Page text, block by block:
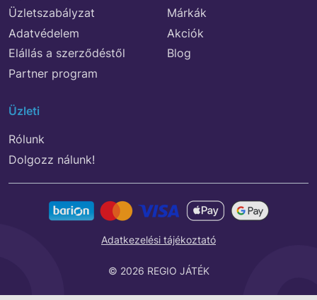
Üzletszabályzat
Adatvédelem
Elállás a szerződéstől
Partner program
Márkák
Akciók
Blog
Üzleti
Rólunk
Dolgozz nálunk!
© 2026 REGIO JÁTÉK
Adatkezelési tájékoztató